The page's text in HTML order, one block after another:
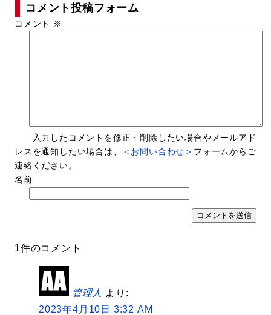
コメント投稿フォーム
コメント ※
入力したコメントを修正・削除したい場合やメールアド
レスを通知したい場合は、
＜お問い合わせ＞ フォームからご
連絡ください。
名前
1件のコメント
管理人
より:
2023年4月10日 3:32 AM